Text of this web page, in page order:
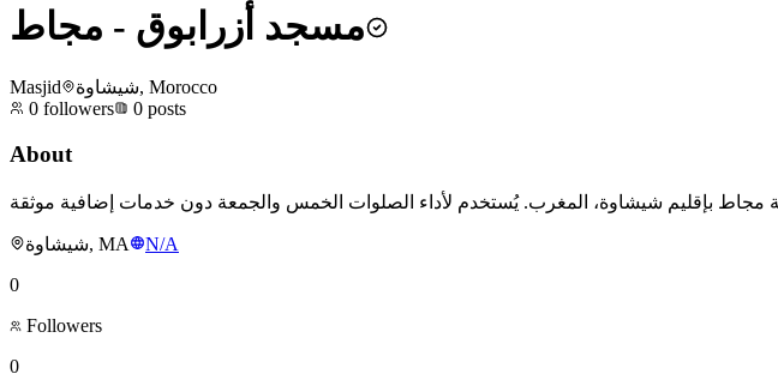
مسجد أزرابوق - مجاط
Masjid
شيشاوة, Morocco
0 followers 0 posts
About
شيشاوة, MA
N/A
0
Followers
0